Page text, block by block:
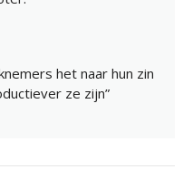
het naar hun zin
ze zijn”